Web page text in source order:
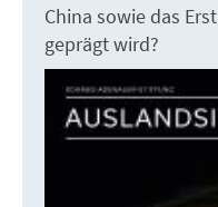
China sowie das
geprägt wird?